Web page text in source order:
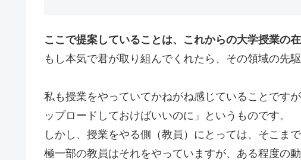
ここで提案していることは、これからの大学授業の
もし本気で君が取り組んでくれたら、その領域の先
私も授業をやっていてかねがね感じていることです
ップロードしておけばいいのに」というものです。
しかし、授業をやる側（教員）にとっては、そこま
極一部の教員はそれをやっていますが、ある程度の